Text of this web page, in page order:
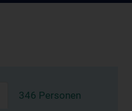
346 Personen